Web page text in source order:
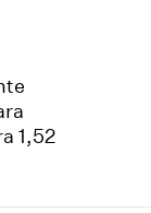
1,52